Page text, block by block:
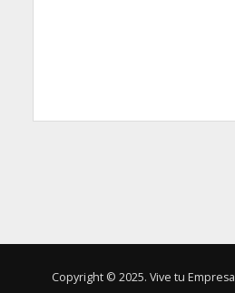
Copyright © 2025. Vive tu Empresa